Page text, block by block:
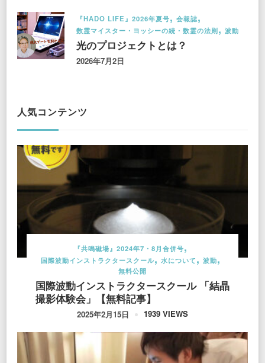
『HADO LIFE』2026年夏号
会報誌
数霊マイスター・ヨッシーの続・数霊の法則
波動
光のプロジェクトとは？
2026年7月2日
人気コンテンツ
『共鳴磁場』2024年7・8月合併号
国際波動インストラクタースクール
水について
波動
無料公開
国際波動インストラクタースクール 「結晶
撮影体験会」【無料記事】
2025年2月15日 1939 VIEWS